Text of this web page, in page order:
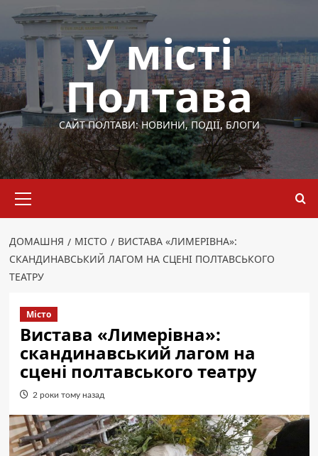
Перейти
вмісту
У місті
Полтава
САЙТ ПОЛТАВИ: НОВИНИ, ПОДІЇ, БЛОГИ
меню
ДОМАШНЯ МІСТО
ВИСТАВА «ЛИМЕРІВНА»:
СКАНДИНАВСЬКИЙ ЛАГОМ НА СЦЕНІ ПОЛТАВСЬКОГО
ТЕАТРУ
Місто
Вистава «Лимерівна»:
скандинавський лагом на
сцені полтавського театру
2 роки тому назад